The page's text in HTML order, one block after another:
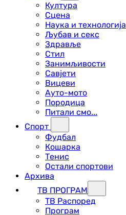
Култура
Сцена
Наука и технологија
Љубав и секс
Здравље
Стил
Занимљивости
Савјети
Вицеви
Ауто-мото
Породица
Питали смо...
Спорт
Фудбал
Кошарка
Тенис
Остали спортови
Архива
ТВ ПРОГРАМ
ТВ Распоред
Програм